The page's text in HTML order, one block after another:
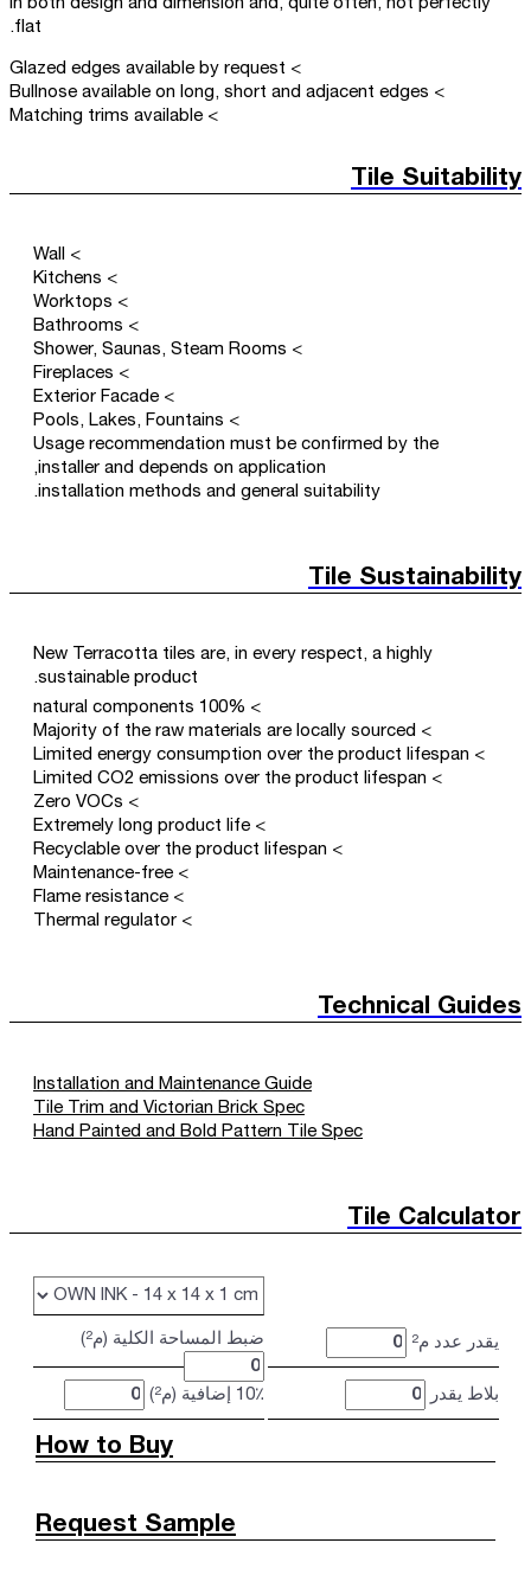
in both design and dimension and, quite often, not perfectly
flat.
> Glazed edges available by request
> Bullnose available on long, short and adjacent edges
> Matching trims available
Tile Suitability
> Wall
> Kitchens
> Worktops
> Bathrooms
> Shower, Saunas, Steam Rooms
> Fireplaces
> Exterior Facade
> Pools, Lakes, Fountains
Usage recommendation must be confirmed by the
installer and depends on application,
installation methods and general suitability.
Tile Sustainability
New Terracotta tiles are, in every respect, a highly
sustainable product.
> 100% natural components
> Majority of the raw materials are locally sourced
> Limited energy consumption over the product lifespan
> Limited CO2 emissions over the product lifespan
> Zero VOCs
> Extremely long product life
> Recyclable over the product lifespan
> Maintenance-free
> Flame resistance
> Thermal regulator
Technical Guides
Installation and Maintenance Guide
Tile Trim and Victorian Brick Spec
Hand Painted and Bold Pattern Tile Spec
Tile Calculator
ضبط المساحة الكلية (م²) يقدر عدد م²
10٪ إضافية (م²) بلاط يقدر
How to Buy
Request Sample